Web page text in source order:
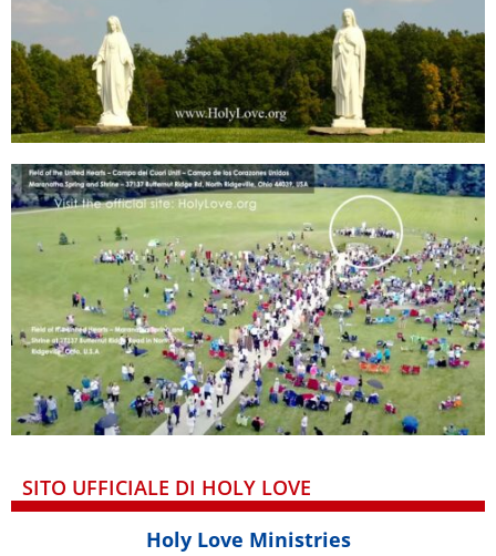
SITO UFFICIALE DI HOLY LOVE
Holy Love Ministries